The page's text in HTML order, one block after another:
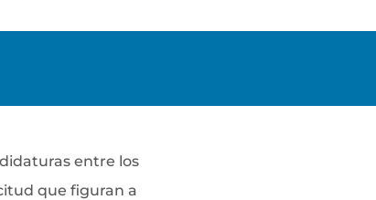
entre los
que figuran a